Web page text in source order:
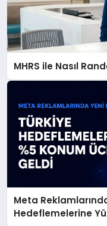
MHRS ile Nasıl
Meta
Hedeflemelerine